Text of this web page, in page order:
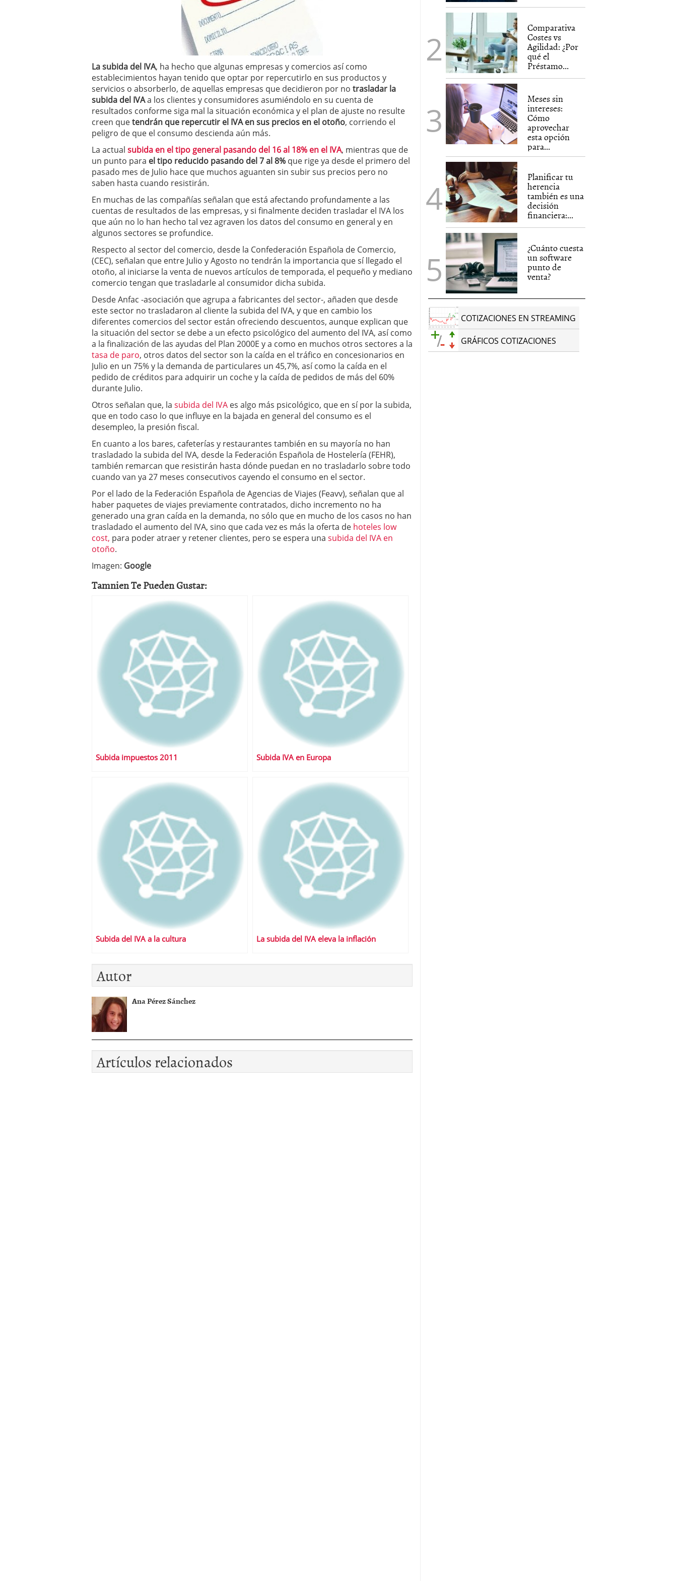
a los costes
21 de noviembre de 2025
¿Cuánto cuesta un software punto de venta?
La subida del IVA, ha hecho que algunas empresas y comercios así como
establecimientos hayan tenido que optar por repercutirlo en sus productos y
servicios o absorberlo, de aquellas empresas que decidieron por no trasladar la
subida del IVAa los clientes y consumidores asumiéndolo en su cuenta de
resultados conforme siga mal la situación económica y el plan de ajuste no resulte
creen quetendrán que repercutir el IVA en sus precios en el otoño, corriendo el
peligro de que el consumo descienda aún más.
La actual subida en el tipo general pasando del 16 al 18% en el IVA, mientras que de
un punto para el tipo reducido pasando del 7 al 8% que rige ya desde el primero del
pasado mes de Julio hace que muchos aguanten sin subir sus precios pero no
saben hasta cuando resistirán.
En muchas de las compañías señalan que está afectando profundamente a las
cuentas de resultados de las empresas, y si finalmente deciden trasladar el IVA los
que aún no lo han hecho tal vez agraven los datos del consumo en general y en
algunos sectores se profundice.
Respecto al sector del comercio, desde la Confederación Española de Comercio,
(CEC), señalan que entre Julio y Agosto no tendrán la importancia que sí llegado el
otoño, al iniciarse la venta de nuevos artículos de temporada, el pequeño y mediano
comercio tengan que trasladarle al consumidor dicha subida.
Desde Anfac -asociación que agrupa a fabricantes del sector-, añaden que desde
este sector no trasladaron al cliente la subida del IVA, y que en cambio los
diferentes comercios del sector están ofreciendo descuentos, aunque explican que
la situación del sector se debe a un efecto psicológico del aumento del IVA, así como
a la finalización de las ayudas del Plan 2000E y a como en muchos otros sectores a la
tasa de paro, otros datos del sector son la caída en el tráfico en concesionarios en
Julio en un 75% y la demanda de particulares un 45,7%, así como la caída en el
pedido de créditos para adquirir un coche y la caída de pedidos de más del 60%
durante Julio.
Otros señalan que, la subida del IVA es algo más psicológico, que en sí por la subida,
que en todo caso lo que influye en la bajada en general del consumo es el
desempleo, la presión fiscal.
En cuanto a los bares, cafeterías y restaurantes también en su mayoría no han
trasladado la subida del IVA, desde la Federación Española de Hostelería (FEHR),
también remarcan que resistirán hasta dónde puedan en no trasladarlo sobre todo
cuando van ya 27 meses consecutivos cayendo el consumo en el sector.
Por el lado de la Federación Española de Agencias de Viajes (Feavv), señalan que al
haber paquetes de viajes previamente contratados, dicho incremento no ha
generado una gran caída en la demanda, no sólo que en mucho de los casos no han
trasladado el aumento del IVA, sino que cada vez es más la oferta de hoteles low
cost, para poder atraer y retener clientes, pero se espera una subida del IVA en
otoño.
Imagen: Google
Tamnien Te Pueden Gustar:
Subida impuestos 2011 Subida IVA en Europa
Subida del IVA a la cultura La subida del IVA eleva la inflación
Autor
Ana Pérez Sánchez
Artículos relacionados
Comparativa
Costes vs
Agilidad: ¿Por
qué el
Préstamo...
Meses sin
intereses:
Cómo
aprovechar
esta opción
para...
Planificar tu
herencia
también es una
decisión
financiera:...
¿Cuánto cuesta
un software
punto de
venta?
COTIZACIONES EN STREAMING
GRÁFICOS COTIZACIONES